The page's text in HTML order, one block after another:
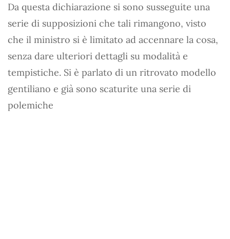
Da questa dichiarazione si sono susseguite una
serie di supposizioni che tali rimangono, visto
che il ministro si è limitato ad accennare la cosa,
senza dare ulteriori dettagli su modalità e
tempistiche. Si è parlato di un ritrovato modello
gentiliano e già sono scaturite una serie di
polemiche